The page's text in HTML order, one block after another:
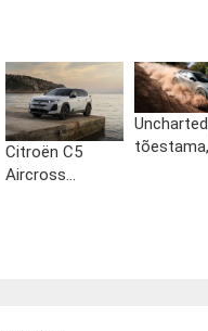
Citroën C5
Aircross...